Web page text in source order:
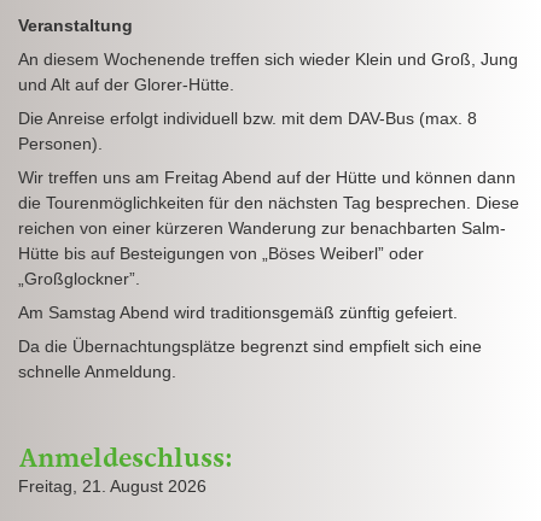
Veranstaltung
An diesem Wochenende treffen sich wieder Klein und Groß, Jung
und Alt auf der Glorer-Hütte.
Die Anreise erfolgt individuell bzw. mit dem DAV-Bus (max. 8
Personen).
Wir treffen uns am Freitag Abend auf der Hütte und können dann
die Tourenmöglichkeiten für den nächsten Tag besprechen. Diese
reichen von einer kürzeren Wanderung zur benachbarten Salm-
Hütte bis auf Besteigungen von „Böses Weiberl” oder
„Großglockner”.
Am Samstag Abend wird traditionsgemäß zünftig gefeiert.
Da die Übernachtungsplätze begrenzt sind empfielt sich eine
schnelle Anmeldung.
Anmeldeschluss:
Freitag, 21. August 2026